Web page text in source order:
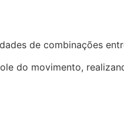
de combinações
do movimento,